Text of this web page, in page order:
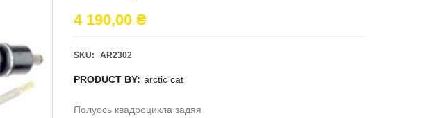
4 190,00 ₴
SKU: AR2302
PRODUCT BY: arctic cat
Полуось квадроцикла задяя